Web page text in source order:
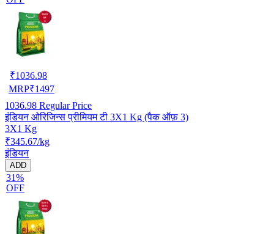
₹1036.98
MRP₹1497
1036.98 Regular Price
इंडियन ओरिजिन्स प्रीमियम टी 3X1 Kg (पैक ऑफ़ 3)
3X1 Kg
₹345.67/kg
इंडियन
ADD
31%
OFF